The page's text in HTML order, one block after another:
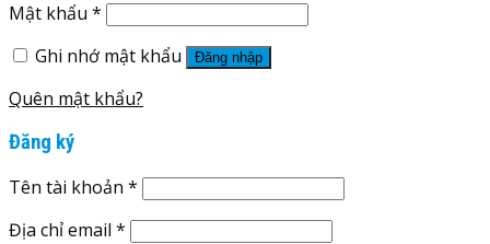
Mật khẩu *
Ghi nhớ mật khẩu
Đăng nhập
Quên mật khẩu?
Đăng ký
Tên tài khoản *
Địa chỉ email *